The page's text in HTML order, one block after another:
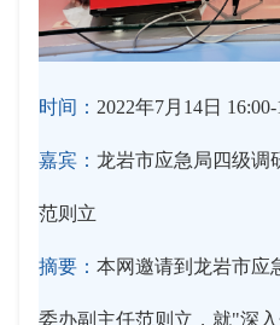
时间： 2022年7月14日 16:00-
嘉宾： 龙岩市应急局四级调
范则立
摘要： 本网邀请到龙岩市应
委办副主任范则立，就"深